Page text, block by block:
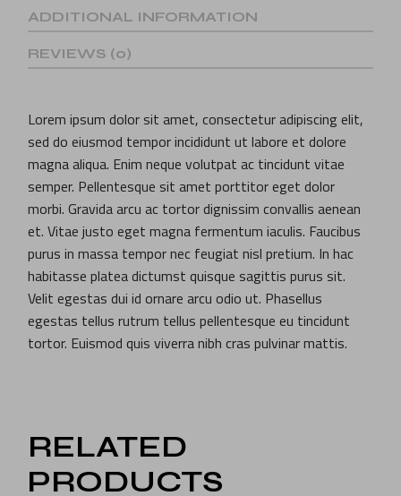
ADDITIONAL INFORMATION
REVIEWS (0)
Lorem ipsum dolor sit amet, consectetur adipiscing elit,
sed do eiusmod tempor incididunt ut labore et dolore
magna aliqua. Enim neque volutpat ac tincidunt vitae
semper. Pellentesque sit amet porttitor eget dolor
morbi. Gravida arcu ac tortor dignissim convallis aenean
et. Vitae justo eget magna fermentum iaculis. Faucibus
purus in massa tempor nec feugiat nisl pretium. In hac
habitasse platea dictumst quisque sagittis purus sit.
Velit egestas dui id ornare arcu odio ut. Phasellus
egestas tellus rutrum tellus pellentesque eu tincidunt
tortor. Euismod quis viverra nibh cras pulvinar mattis.
RELATED
PRODUCTS